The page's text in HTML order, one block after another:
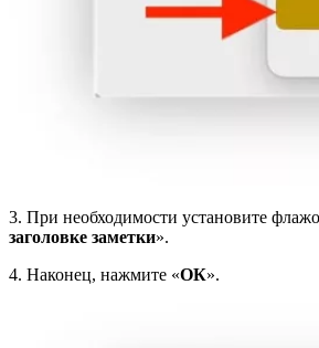
3. При необходимости установите
заголовке заметки».
4. Наконец, нажмите «ОК».